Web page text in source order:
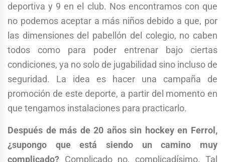
deportiva y 9 en el club. Nos encontramos con que
no podemos aceptar a más niños debido a que, por
las dimensiones del pabellón del colegio, no caben
todos como para poder entrenar bajo ciertas
condiciones, ya no solo de jugabilidad sino incluso de
seguridad. La idea es hacer una campaña de
promoción de este deporte, a partir del momento en
que tengamos instalaciones para practicarlo.
Después de más de 20 años sin hockey en Ferrol,
¿supongo que está siendo un camino muy
complicado? Complicado no, complicadísimo. Tal